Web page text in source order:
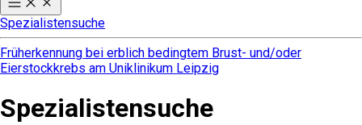
Spezialistensuche
Früherkennung bei erblich bedingtem Brust- und/oder
Eierstockkrebs am Uniklinikum Leipzig
Spezialistensuche